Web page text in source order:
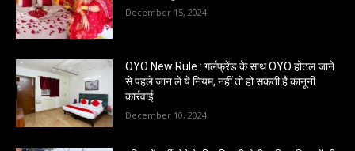
December 15, 2024
OYO New Rule : गर्लफ्रेंड के साथ OYO होटल जाने
से पहले जान लें ये नियम, नहीं तो हो सकती है कानूनी
कार्रवाई
December 10, 2024